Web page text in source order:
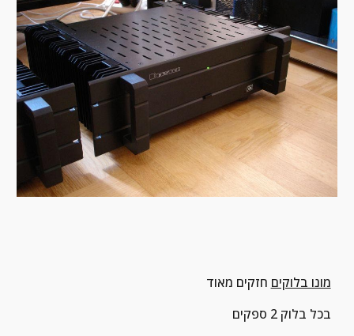
מונו בלוקים חזקים מאוד
בכל בלוק 2 ספקים